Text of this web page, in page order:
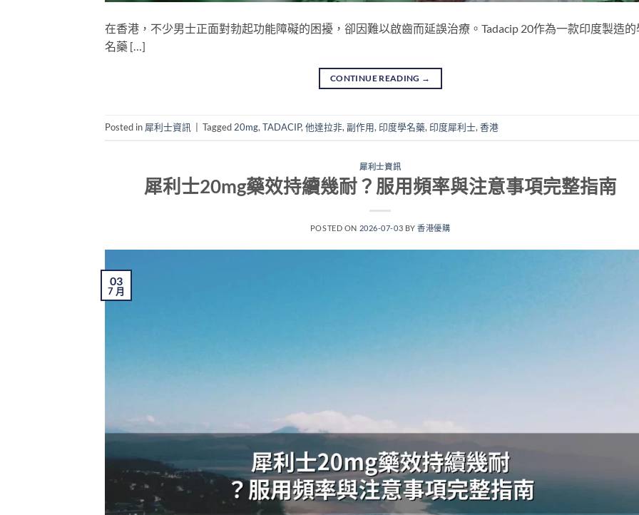
在香港，不少男士正面對勃起功能障礙的困擾，卻因難以啟齒而延誤治療。Tadacip 20作為一款印度製造的
名藥 […]
CONTINUE READING →
Posted in 犀利士資訊 Tagged20mg,TADACIP,他達拉非,副作用,印度學名藥,印度犀利士,香港
犀利士資訊
犀利士20mg藥效持續幾耐？服用頻率與注意事項完整指南
POSTED ON 2026-07-03 BY香港優購
03
7 月